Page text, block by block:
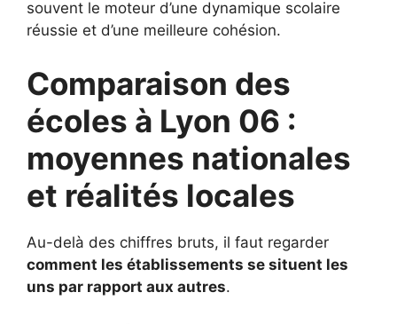
souvent le moteur d’une dynamique scolaire
réussie et d’une meilleure cohésion.
Comparaison des
écoles à Lyon 06 :
moyennes nationales
et réalités locales
Au-delà des chiffres bruts, il faut regarder
comment les établissements se situent les
uns par rapport aux autres.